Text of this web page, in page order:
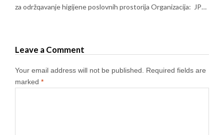
za održqavanje higijene poslovnih prostorija Organizacija: JP…
Leave a Comment
Your email address will not be published.
Required fields are
marked *